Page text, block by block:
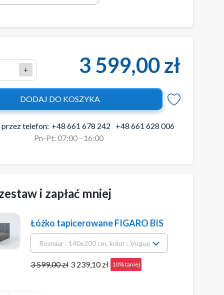
i zapłać mniej
Łóżko tapicerowane FIGARO BIS
3 599,00 zł 3 239,10 zł 10% taniej
+ 3 599,00 zł
DODAJ DO KOSZYKA
telefon: +48 661 678 242
+48 661 628 006
Pn-Pt: 07:00 - 16:00